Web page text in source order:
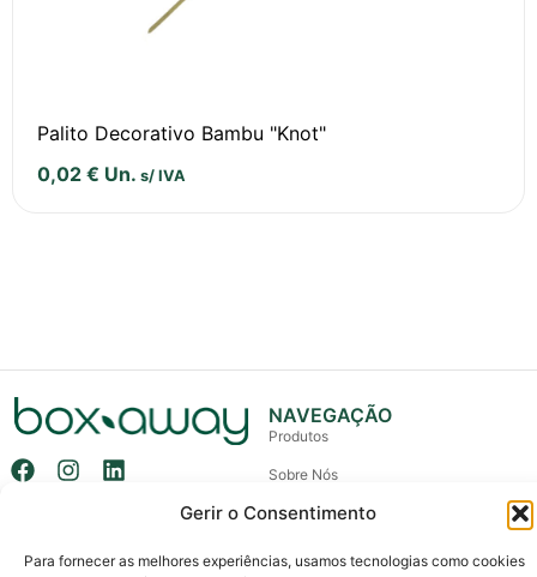
Gerir o Consentimento
Para fornecer as melhores experiências, usamos tecnologias como cookies
Palito Decorativo Bambu "Knot"
0,02 € Un. s/ IVA
NAVEGAÇÃO
Produtos
Sobre Nós
Contactos
Política de Privacidade & Cookies
+351 914 102 500